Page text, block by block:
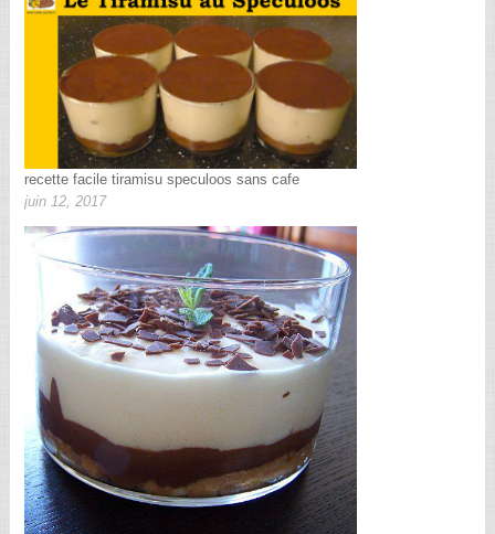
recette facile tiramisu speculoos sans cafe
juin 12, 2017